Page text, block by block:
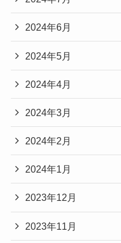
2024年6月
2024年5月
2024年4月
2024年3月
2024年2月
2024年1月
2023年12月
2023年11月